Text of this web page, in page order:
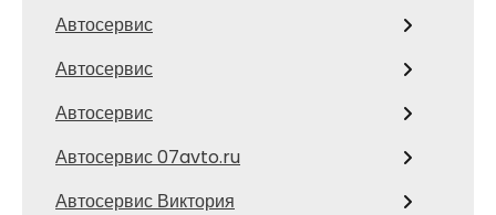
Автосервис
Автосервис
Автосервис
Автосервис 07avto.ru
Автосервис Виктория